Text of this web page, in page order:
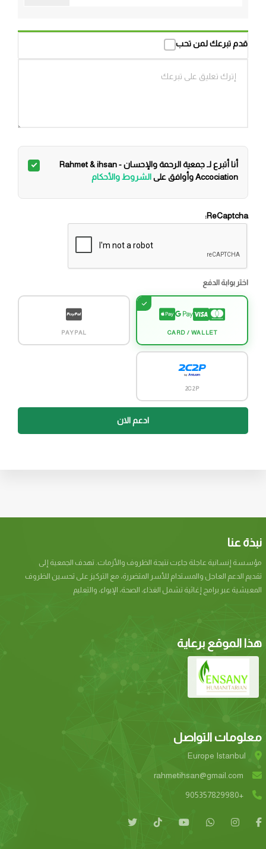
قدم تبرعك لمن تحب
أنا أتبرع لـ جمعية الرحمة والإحسان - Rahmet & ihsan
Accociation وأوافق على
الشروط والأحكام
ReCaptcha:
اختر بوابة الدفع
CARD / WALLET
PAYPAL
2C2P
ادعم الان
نبذة عنا
مؤسسة إنسانیة عاجلة جاءت نتيجة الظروف والأزمات. تھدف الجمعیة إلى
تقدیم الدعم العاجل والمستدام للأسر المتضررة، مع التركیز على تحسین الظروف
المعیشیة عبر برامج إغاثیة تشمل الغذاء، الصحة، الإیواء، والتعلیم
هذا الموقع برعاية
معلومات التواصل
Europe Istanbul
rahmetihsan@gmail.com
+905357829980